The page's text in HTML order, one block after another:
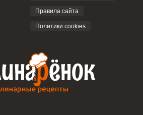
Правила сайта
Политики cookies